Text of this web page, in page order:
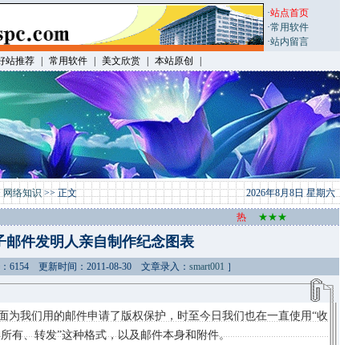
·站点首页
·常用软件
·站内留言
站推荐 常用软件 美文欣赏 本站原创
网络知识>> 正文 2026年8月8日 星期六
热 ★★★
邮件发明人亲自制作纪念图表
6154 更新时间：2011-08-30 文章录入： smart001 ］
为我们用的邮件申请了版权保护，时至今日我们也在一直使用“收
有、转发”这种格式，以及邮件本身和附件。